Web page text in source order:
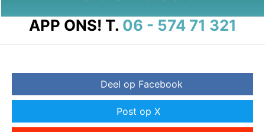
APP ONS! T. 06 - 574 71 321
Deel op Facebook
Post op X